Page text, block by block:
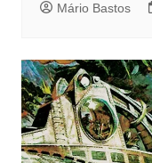
Mário Bastos